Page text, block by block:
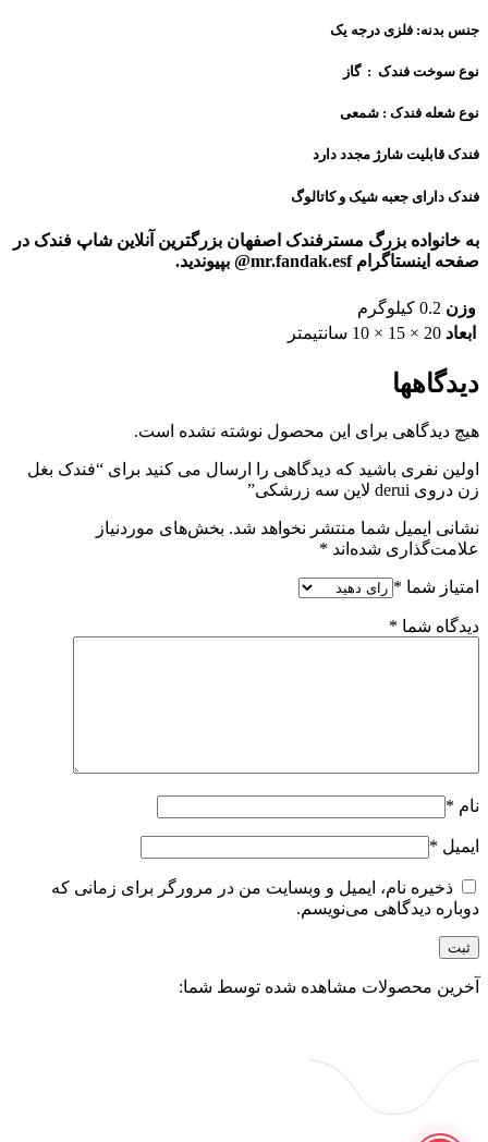
جنس بدنه: فلزی درجه یک
نوع سوخت فندک : گاز
نوع شعله فندک : شمعی
فندک قابلیت شارژ مجدد دارد
فندک دارای جعبه شیک و کاتالوگ
به خانواده بزرگ مسترفندک اصفهان بزرگترین آنلاین شاپ فندک در
صفحه اینستاگرام mr.fandak.esf@ بپیوندید.
وزن 0.2 کیلوگرم
ابعاد 20 × 15 × 10 سانتیمتر
دیدگاهها
هیچ دیدگاهی برای این محصول نوشته نشده است.
اولین نفری باشید که دیدگاهی را ارسال می کنید برای “فندک بغل
زن دروی derui لاین سه زرشکی”
نشانی ایمیل شما منتشر نخواهد شد. بخش‌های موردنیاز
علامت‌گذاری شده‌اند *
امتیاز شما *
دیدگاه شما *
نام *
ایمیل *
ذخیره نام، ایمیل و وبسایت من در مرورگر برای زمانی که
دوباره دیدگاهی می‌نویسم.
آخرین محصولات مشاهده شده توسط شما: